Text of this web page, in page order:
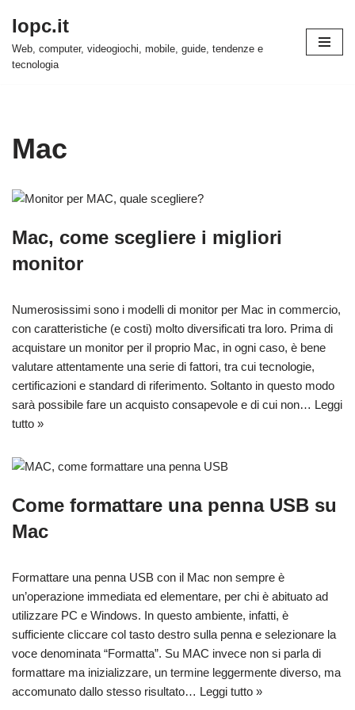
Vai
al
Iopc.it
Web, computer, videogiochi, mobile, guide, tendenze e
tecnologia
Mac
Mac, come scegliere i migliori
monitor
Numerosissimi sono i modelli di monitor per Mac in commercio,
con caratteristiche (e costi) molto diversificati tra loro. Prima di
acquistare un monitor per il proprio Mac, in ogni caso, è bene
valutare attentamente una serie di fattori, tra cui tecnologie,
certificazioni e standard di riferimento. Soltanto in questo modo
sarà possibile fare un acquisto consapevole e di cui non… Leggi
tutto »
Come formattare una penna USB su
Mac
Formattare una penna USB con il Mac non sempre è
un’operazione immediata ed elementare, per chi è abituato ad
utilizzare PC e Windows. In questo ambiente, infatti, è
sufficiente cliccare col tasto destro sulla penna e selezionare la
voce denominata “Formatta”. Su MAC invece non si parla di
formattare ma inizializzare, un termine leggermente diverso, ma
accomunato dallo stesso risultato… Leggi tutto »